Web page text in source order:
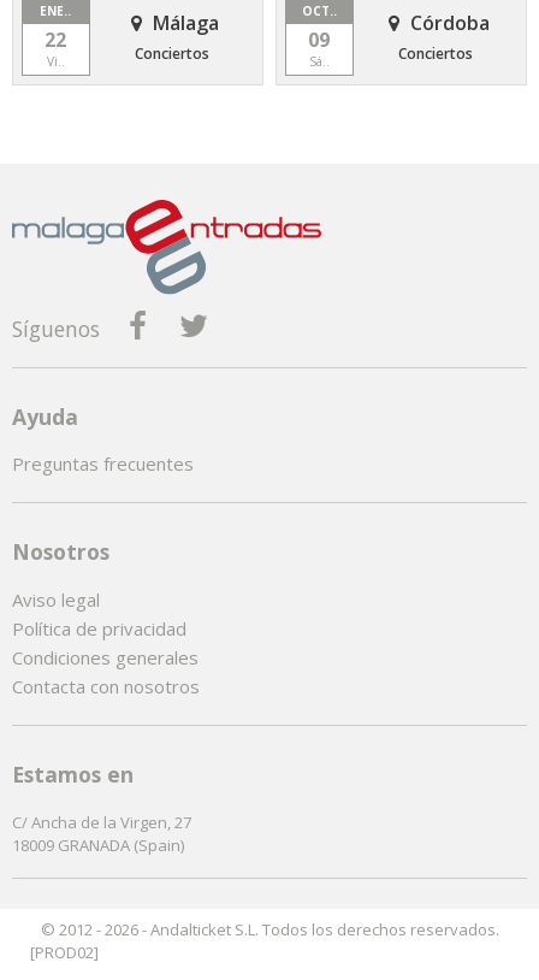
ENE..
22
Vi..
Málaga
Conciertos
OCT..
09
Sá..
Córdoba
Conciertos
Síguenos
Ayuda
Preguntas frecuentes
Nosotros
Aviso legal
Política de privacidad
Condiciones generales
Contacta con nosotros
Estamos en
C/ Ancha de la Virgen, 27
18009 GRANADA (Spain)
© 2012 - 2026 - Andalticket S.L. Todos los derechos reservados.
[PROD02]